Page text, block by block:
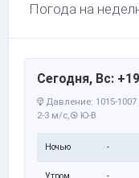
Погода на
Сегодня, Вс:
Давление: 1015-
2-3 м/с,
Ю-В
Ночью -
Утром -